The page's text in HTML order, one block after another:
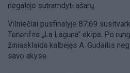
negalėjo sutramdyti ašarų.
Vilniečiai pusfinalyje 87:69
Tenerifės „La Laguna“ ekipa. Po
žiniasklaida kalbėjęs A. Gudaitis
savo akyse.